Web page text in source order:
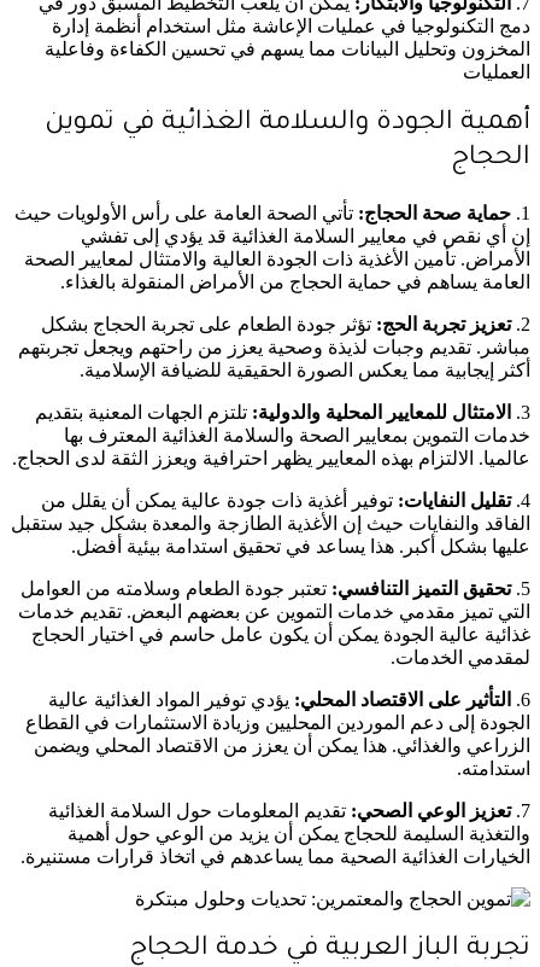
دمج التكنولوجيا في عمليات الإعاشة مثل استخدام أنظمة إدارة
المخزون وتحليل البيانات مما يسهم في تحسين الكفاءة وفاعلية
العمليات
أهمية الجودة والسلامة الغذائية في تموين
الحجاج
1. حماية صحة الحجاج: تأتي الصحة العامة على رأس الأولويات حيث
إن أي نقص في معايير السلامة الغذائية قد يؤدي إلى تفشي
الأمراض. تأمين الأغذية ذات الجودة العالية والامتثال لمعايير الصحة
العامة يساهم في حماية الحجاج من الأمراض المنقولة بالغذاء.
2. تعزيز تجربة الحج: تؤثر جودة الطعام على تجربة الحجاج بشكل
مباشر. تقديم وجبات لذيذة وصحية يعزز من راحتهم ويجعل تجربتهم
أكثر إيجابية مما يعكس الصورة الحقيقية للضيافة الإسلامية.
3. الامتثال للمعايير المحلية والدولية: تلتزم الجهات المعنية بتقديم
خدمات التموين بمعايير الصحة والسلامة الغذائية المعترف بها
عالميا. الالتزام بهذه المعايير يظهر احترافية ويعزز الثقة لدى الحجاج.
4. تقليل النفايات: توفير أغذية ذات جودة عالية يمكن أن يقلل من
الفاقد والنفايات حيث إن الأغذية الطازجة والمعدة بشكل جيد ستقبل
عليها بشكل أكبر. هذا يساعد في تحقيق استدامة بيئية أفضل.
5. تحقيق التميز التنافسي: تعتبر جودة الطعام وسلامته من العوامل
التي تميز مقدمي خدمات التموين عن بعضهم البعض. تقديم خدمات
غذائية عالية الجودة يمكن أن يكون عامل حاسم في اختيار الحجاج
لمقدمي الخدمات.
6. التأثير على الاقتصاد المحلي: يؤدي توفير المواد الغذائية عالية
الجودة إلى دعم الموردين المحليين وزيادة الاستثمارات في القطاع
الزراعي والغذائي. هذا يمكن أن يعزز من الاقتصاد المحلي ويضمن
استدامته.
7. تعزيز الوعي الصحي: تقديم المعلومات حول السلامة الغذائية
والتغذية السليمة للحجاج يمكن أن يزيد من الوعي حول أهمية
الخيارات الغذائية الصحية مما يساعدهم في اتخاذ قرارات مستنيرة.
تجربة الباز العربية في خدمة الحجاج